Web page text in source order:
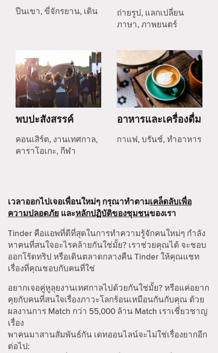
ปีนเขา, ขี่จักรยาน, เดิน
ถ่ายรูป, แลกเปลี่ยน
ภาษา, ภาพยนตร์
พบปะสังสรรค์
คอนเสิร์ต, งานเทศกาล,
คาราโอเกะ, กีฬา
อาหารและเครื่องดื่ม
กาแฟ, บรันช์, ทำอาหาร
เวลาออกไปเจอเพื่อนใหม่ๆ กรุณาทำตามเคล็ดลับเพื่อ
ความปลอดภัย และหลักปฏิบัติของชุมชนของเรา
Tinder คือแอพที่ดีที่สุดในการทำความรู้จักคนใหม่ๆ กำลัง
หาคนที่สนใจอะไรคล้ายกันใช่มั้ย? เราช่วยคุณได้ จะชอบ
ออกโร้ดทริป หรือเดินตลาดกลางคืน Tinder ให้คุณแชท
เรื่องที่คุณชอบกับคนที่ใช่
อยากเจอคู่หูลุยงานเทศกาลไปด้วยกันใช่มั้ย? หรือแค่อยาก
คุยกับคนที่สนใจเรื่องภาวะโลกร้อนเหมือนกันกับคุณ ด้วย
ผลงานการ Match กว่า 55,000 ล้าน Match เราเชี่ยวชาญ
เรื่อง
พาคนมาสานสัมพันธ์กัน เดทออนไลน์จะไม่ใช่เรื่องยากอีก
ต่อไป: